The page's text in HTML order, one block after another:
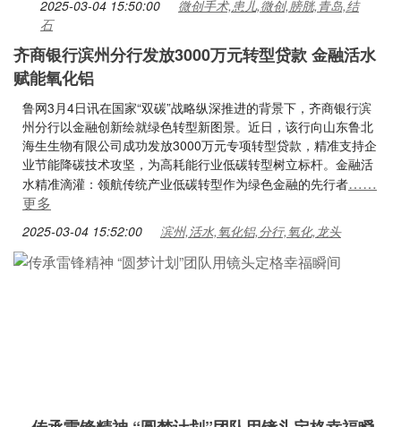
2025-03-04 15:50:00
微创手术,患儿,微创,膀胱,青岛,结
石
齐商银行滨州分行发放3000万元转型贷款 金融活水
赋能氧化铝
鲁网3月4日讯在国家“双碳”战略纵深推进的背景下，齐商银行滨
州分行以金融创新绘就绿色转型新图景。近日，该行向山东鲁北
海生生物有限公司成功发放3000万元专项转型贷款，精准支持企
业节能降碳技术攻坚，为高耗能行业低碳转型树立标杆。金融活
水精准滴灌：领航传统产业低碳转型作为绿色金融的先行者……
更多
2025-03-04 15:52:00 滨州,活水,氧化铝,分行,氧化,龙头